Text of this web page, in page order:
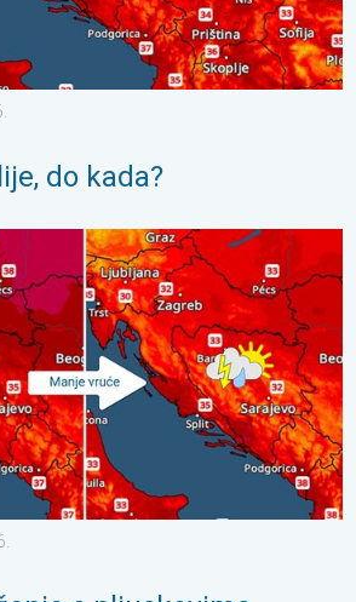
do kada?
Četvrtak vrlo vruć. . .